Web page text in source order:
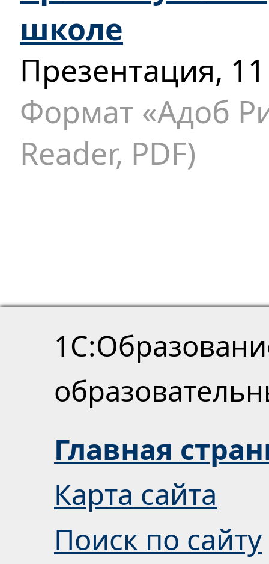
школе
Презентация,
Формат «Адоб
Reader, PDF)
Главная
Карта сайта
Поиск по сайту